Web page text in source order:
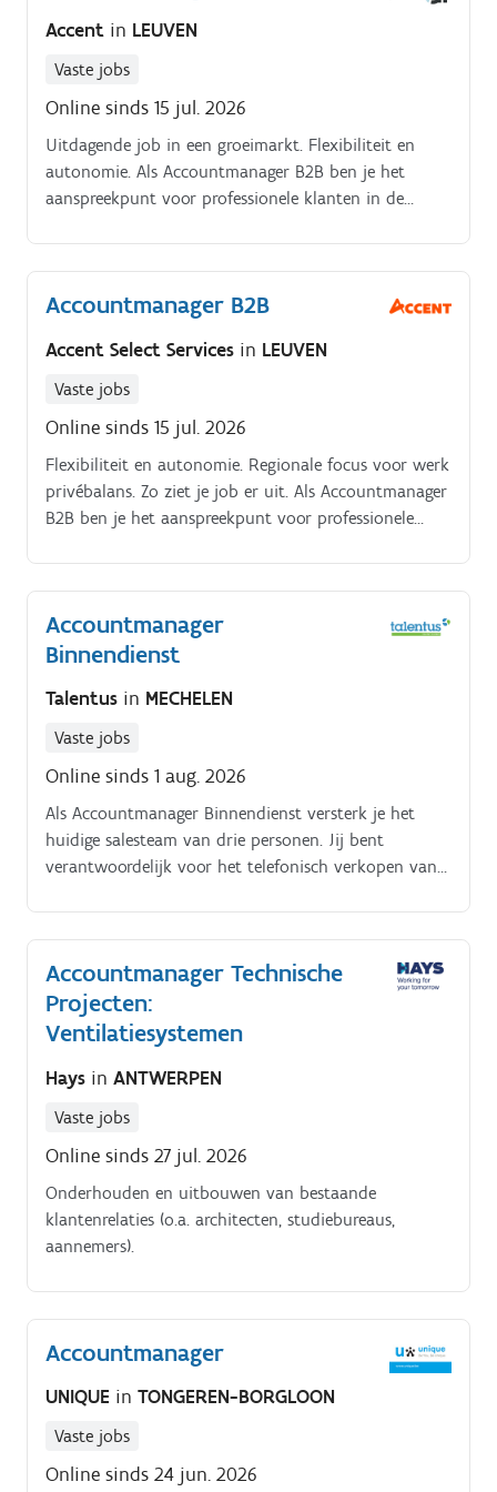
Voorstellen en adviseren van producten of
oplossingen op maat Opstellen en opvolgen van
afsluiten van deals Rapporteren van resultaten en
opvolgen van targets Plannen van je agenda en
klantbezoeken als regiovertegenwoordiger
Accent in LEUVEN
Vaste jobs
Online sinds 15 jul. 2026
Uitdagende job in een groeimarkt. Flexibiliteit en
autonomie. Als Accountmanager B2B ben je het
aanspreekpunt voor professionele klanten in de
uit.
Accountmanager B2B
Accent Select Services in LEUVEN
Vaste jobs
Online sinds 15 jul. 2026
Flexibiliteit en autonomie. Regionale focus voor werk
privébalans. Zo ziet je job er uit. Als Accountmanager
B2B ben je het aanspreekpunt voor professionele
Accountmanager
Binnendienst
Talentus in MECHELEN
Vaste jobs
Online sinds 1 aug. 2026
Als Accountmanager Binnendienst versterk je het
huidige salesteam van drie personen. Jij bent
verantwoordelijk voor het telefonisch verkopen van
Accountmanager Technische
Projecten:
Ventilatiesystemen
Hays in ANTWERPEN
Vaste jobs
Online sinds 27 jul. 2026
Onderhouden en uitbouwen van bestaande
klantenrelaties (o.a. architecten, studiebureaus,
aannemers).
Accountmanager
UNIQUE in TONGEREN-BORGLOON
Vaste jobs
Online sinds 24 jun. 2026